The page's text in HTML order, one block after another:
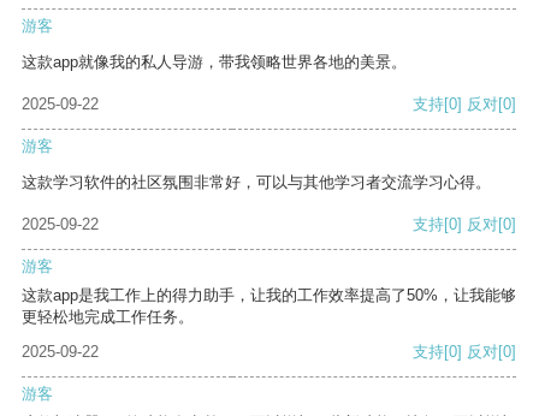
游客
这款app就像我的私人导游，带我领略世界各地的美景。
2025-09-22 支持[0] 反对[0]
游客
这款学习软件的社区氛围非常好，可以与其他学习者交流学习心得。
2025-09-22 支持[0] 反对[0]
游客
这款app是我工作上的得力助手，让我的工作效率提高了50%，让我能够
更轻松地完成工作任务。
2025-09-22
支持[0] 反对[0]
游客